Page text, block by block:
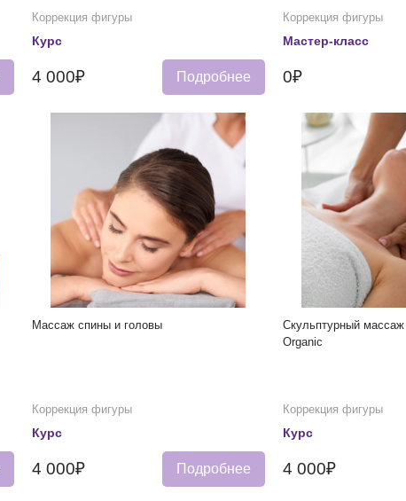
Коррекция фигуры
Курс
4 000₽ Подробнее
Коррекция фигуры
Мастер-класс
0₽
Массаж спины и головы
Коррекция фигуры
Курс
4 000₽ Подробнее
Скульптурный
Organic
Коррекция фигуры
Курс
4 000₽